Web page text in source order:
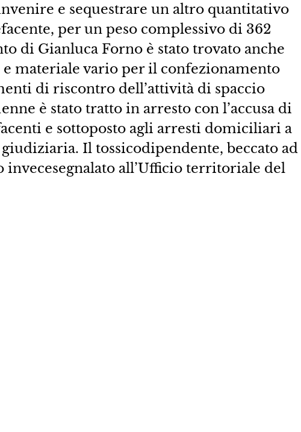
e sequestrare un altro quantitativo
per un peso complessivo di 362
di Gianluca Forno è stato trovato anche
materiale vario per il confezionamento
di riscontro dell’attività di spaccio
è stato tratto in arresto con l’accusa di
e sottoposto agli arresti domiciliari a
Il tossicodipendente, beccato ad
invecesegnalato all’Ufficio territoriale del